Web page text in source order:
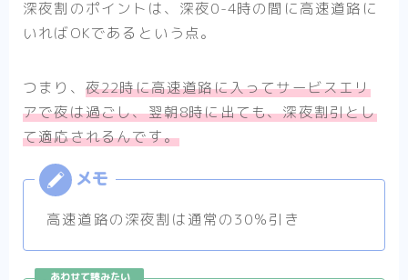
深夜割のポイントは、深夜0-4時の間に高速道路に
いればOKであるという点。
つまり、 夜22時に高速道路に入ってサービスエリ
アで夜は過ごし、翌朝8時に出ても、深夜割引とし
て適応されるんです。
高速道路の深夜割は通常の30％引き